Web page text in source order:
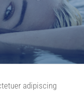
adipiscing